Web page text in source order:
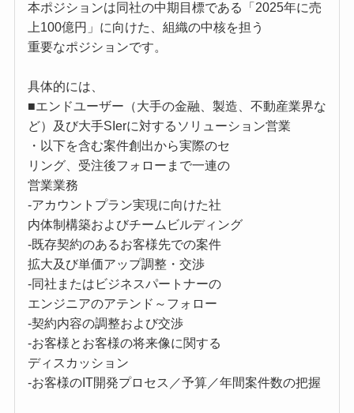
本ポジションは同社の中期目標である「2025年に売
上100億円」に向けた、組織の中核を担う
重要なポジションです。
具体的には、
■エンドユーザー（大手の金融、製造、不動産業界な
ど）及び大手SIerに対するソリューション営業
・以下を含む案件創出から実際のセ
リング、受注後フォローまで一連の
営業業務
-アカウントプラン実現に向けた社
内体制構築およびチームビルディング
-既存契約のあるお客様先での案件
拡大及び単価アップ調整・交渉
-同社またはビジネスパートナーの
エンジニアのアテンド～フォロー
-契約内容の調整および交渉
-お客様とお客様の将来像に関する
ディスカッション
-お客様のIT開発プロセス／予算／年間案件数の把握